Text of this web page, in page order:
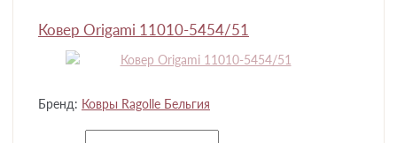
Ковер Origami 11010-5454/51
Бренд: Ковры Ragolle Бельгия